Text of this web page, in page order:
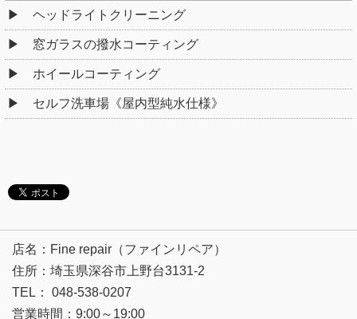
ヘッドライトクリーニング
窓ガラスの撥水コーティング
ホイールコーティング
セルフ洗車場《屋内型純水仕様》
店名：Fine repair（ファインリペア）
住所：埼玉県深谷市上野台3131-2
TEL： 048-538-0207
営業時間：9:00～19:00